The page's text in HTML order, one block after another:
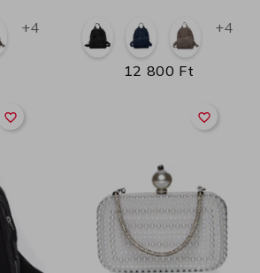
+4 +4
12 800 Ft
favorite_border favorite_border